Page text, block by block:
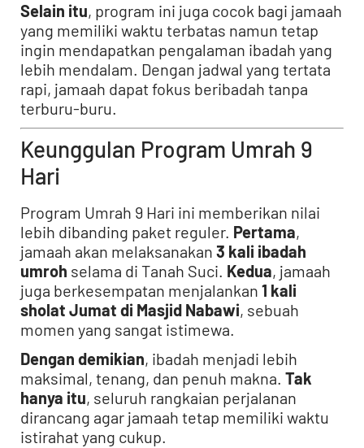
Selain itu, program ini juga cocok bagi jamaah
yang memiliki waktu terbatas namun tetap
ingin mendapatkan pengalaman ibadah yang
lebih mendalam. Dengan jadwal yang tertata
rapi, jamaah dapat fokus beribadah tanpa
terburu-buru.
Keunggulan Program Umrah 9
Hari
Program Umrah 9 Hari ini memberikan nilai
lebih dibanding paket reguler. Pertama,
jamaah akan melaksanakan 3 kali ibadah
umroh selama di Tanah Suci. Kedua, jamaah
juga berkesempatan menjalankan 1 kali
sholat Jumat di Masjid Nabawi, sebuah
momen yang sangat istimewa.
Dengan demikian, ibadah menjadi lebih
maksimal, tenang, dan penuh makna. Tak
hanya itu, seluruh rangkaian perjalanan
dirancang agar jamaah tetap memiliki waktu
istirahat yang cukup.